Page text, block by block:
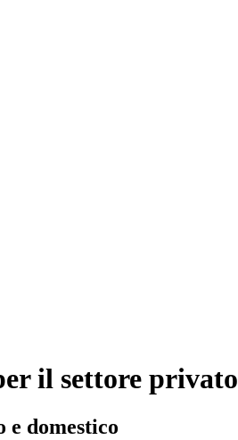
il settore privato
domestico